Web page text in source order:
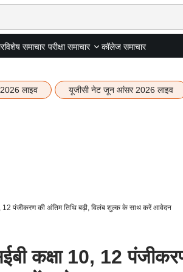
विशेष समाचार परीक्षा समाचार कॉलेज समाचार
2026 लाइव यूजीसी नेट जून आंसर 2026 लाइव
पंजीकरण की अंतिम तिथि बढ़ी, विलंब शुल्क के साथ करें आवेदन
कक्षा 10, 12